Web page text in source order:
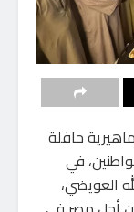
حافلة
في
العويضي،